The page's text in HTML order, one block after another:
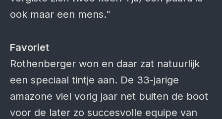
ook maar een mens.”
Favoriet
Rothenberger won en daar zat natuurlijk
een speciaal tintje aan. De 33-jarige
amazone viel vorig jaar net buiten de boot
voor de later zo succesvolle equipe van